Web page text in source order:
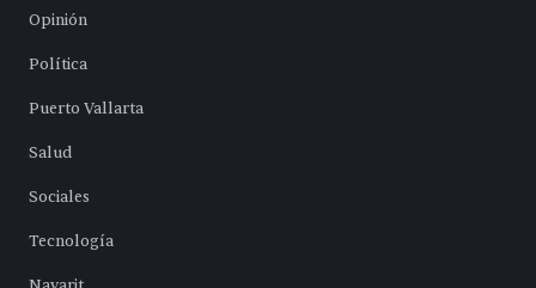
Opinión
Política
Puerto Vallarta
Salud
Sociales
Tecnología